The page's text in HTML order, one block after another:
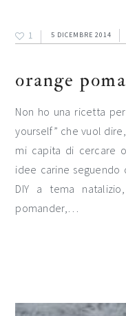
1 5 DICEMBRE 2014
orange
Non ho una ricetta per
yourself” che vuol
mi capita di cercare
idee carine seguendo
DIY a tema
pomander,…